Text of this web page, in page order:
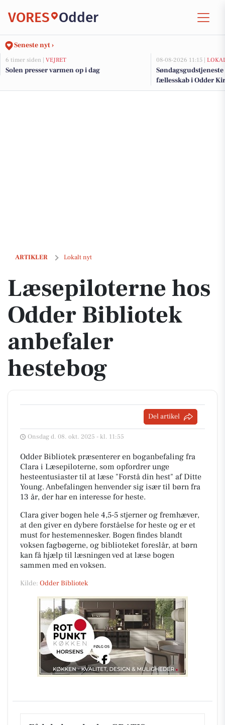
VORES Odder
Seneste nyt ›
6 timer siden | VEJRET
Solen presser varmen op i dag
08-08-2026 11:15 |
fællesskab i Odder
ARTIKLER Lokalt nyt
Læsepiloterne hos Odder Bibliotek anbefaler hestebog
Læsepiloterne hos
Odder Bibliotek
anbefaler
hestebog
Del artikel
Onsdag d. 08. okt. 2025 - kl. 11:55
Odder Bibliotek præsenterer en boganbefaling fra
Clara i Læsepiloterne, som opfordrer unge
hesteentusiaster til at læse "Forstå din hest" af Ditte
Young. Anbefalingen henvender sig især til børn fra
13 år, der har en interesse for heste.
Clara giver bogen hele 4,5-5 stjerner og fremhæver,
at den giver en dybere forståelse for heste og er et
must for hestemennesker. Bogen findes blandt
voksen fagbøgerne, og biblioteket foreslår, at børn
kan få hjælp til læsningen ved at læse bogen
sammen med en voksen.
Kilde: Odder Bibliotek